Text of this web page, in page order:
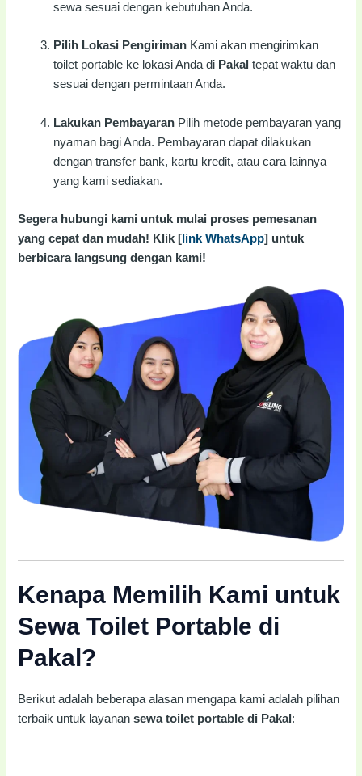
sewa sesuai dengan kebutuhan Anda.
Pilih Lokasi Pengiriman Kami akan mengirimkan
toilet portable ke lokasi Anda di Pakal tepat waktu dan
sesuai dengan permintaan Anda.
Lakukan Pembayaran Pilih metode pembayaran yang
nyaman bagi Anda. Pembayaran dapat dilakukan
dengan transfer bank, kartu kredit, atau cara lainnya
yang kami sediakan.
Segera hubungi kami untuk mulai proses pemesanan
yang cepat dan mudah! Klik [ link WhatsApp] untuk
berbicara langsung dengan kami!
Kenapa Memilih Kami untuk
Sewa Toilet Portable di
Pakal?
Berikut adalah beberapa alasan mengapa kami adalah pilihan
terbaik untuk layanansewa toilet portable di Pakal :